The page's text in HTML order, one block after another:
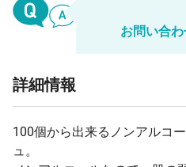
お問い合
詳細情報
100個から出来るノンアルコ
ュ。